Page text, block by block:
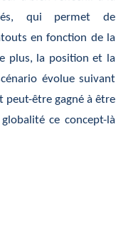
qui permet de
en fonction de la
plus, la position et la
évolue suivant
peut-être gagné à être
ce concept-là